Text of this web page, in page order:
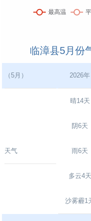
临漳县5月份
（5月） 2026年
天气
晴14天
阴6天
雨6天
多云4天
沙雾霾1